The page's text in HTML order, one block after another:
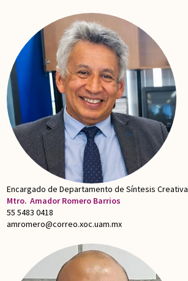
Encargado de Departamento de Síntesis Creativa
Mtro. Amador Romero Barrios
55 5483 0418
amromero@correo.xoc.uam.mx